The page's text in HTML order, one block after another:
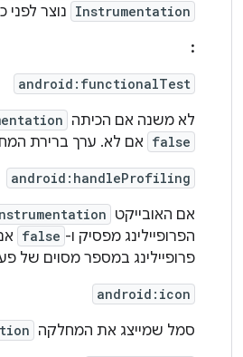
Instrumentation נוצר לפני
:
android:functionalTest
לא משנה אם הכיתה
false אם לא. ערך ברירת
android:handleProfiling
אם האובייקט
הפרופיילינג מפסיק ו- false
פרופיילינג במספר מסוים של
android:icon
סמל שמייצג את המחלקה